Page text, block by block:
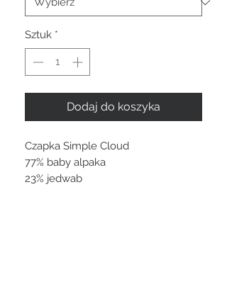
Sztuk *
Dodaj do koszyka
Czapka Simple Cloud
77% baby alpaka
23% jedwab